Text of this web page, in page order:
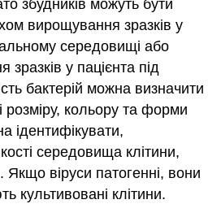
збудників можуть бути
вирощування зразків у
середовищі або
у пацієнта під
бактерій можна визначити
розміру, кольору та форми
ідентифікувати,
середовища клітини,
Якщо віруси патогенні, вони
культивовані клітини.